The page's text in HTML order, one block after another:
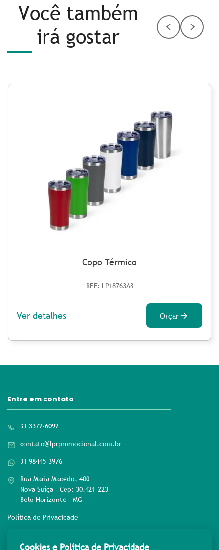
Você também
irá gostar
Copo Térmico
REF: LP18763A8
Ver detalhes Orçar
Entre em contato
31 3372-6092
contato@lprpromocional.com.br
31 98445-3976
Rua Maria Macedo, 400
Nova Suíça - Cep: 30.421-223
Belo Horizonte - MG
Política de Privacidade
Rede sociais
Cookies e Política de Privacidade